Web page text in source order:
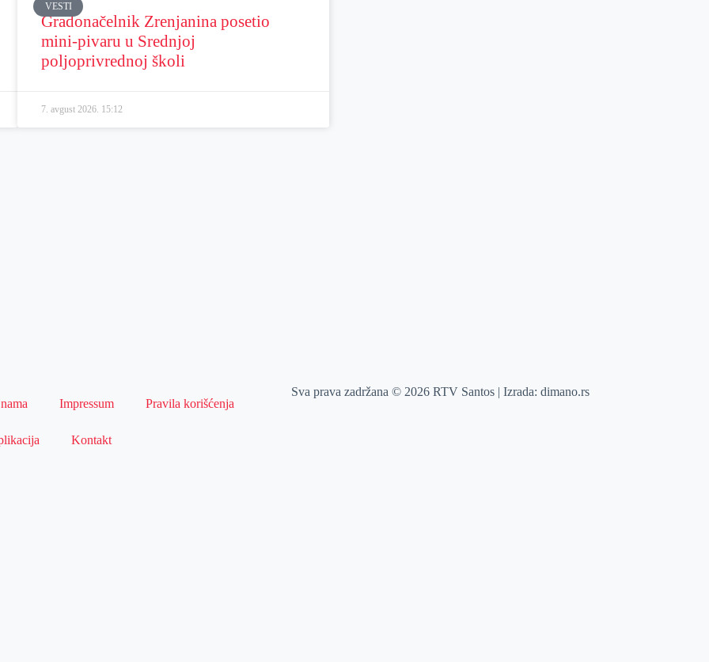
VESTI
Gradonačelnik Zrenjanina posetio
mini-pivaru u Srednjoj
poljoprivrednoj školi
7. avgust 2026. 15:12
Impressum Pravila korišćenja
Kontakt
Sva prava zadržana © 2026 RTV Santos | Izrada:dimano.rs